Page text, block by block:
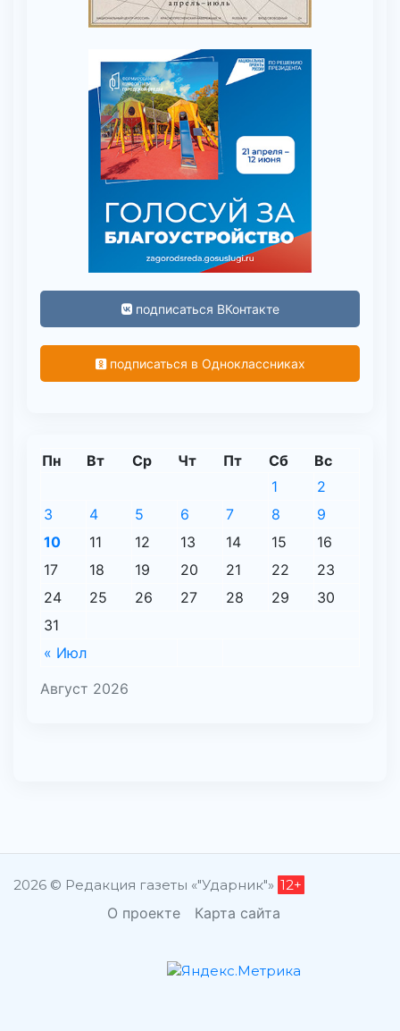
подписаться ВКонтакте
подписаться в Одноклассниках
Август 2026
Пн Вт Ср Чт Пт Сб Вс
« Июл
1
2
3
4 5 6 7 8
9
10
11 12 13 14 15
16
17
18 19 20 21 22
23
24
25 26 27 28 29
30
31
2026 © Редакция газеты «"Ударник"» 12+
О проекте Карта сайта